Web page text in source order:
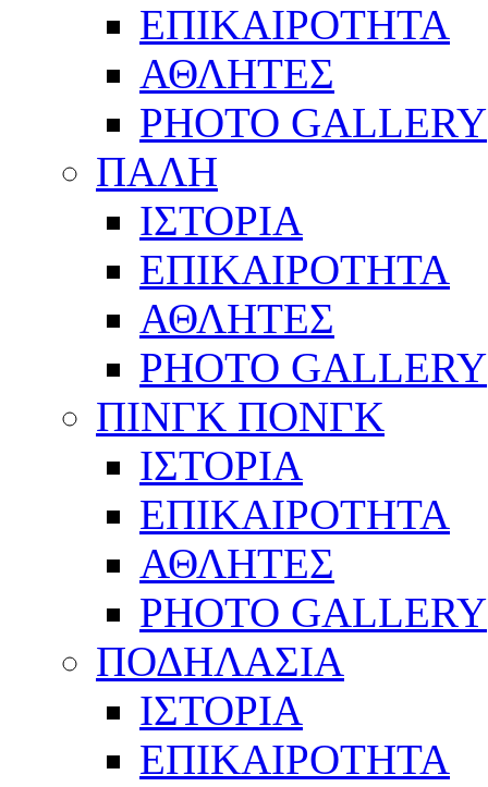
ΕΠΙΚΑΙΡΟΤΗΤΑ
ΑΘΛΗΤΕΣ
PHOTO GALLERY
ΠΑΛΗ
ΙΣΤΟΡΙΑ
ΕΠΙΚΑΙΡΟΤΗΤΑ
ΑΘΛΗΤΕΣ
PHOTO GALLERY
ΠΙΝΓΚ ΠΟΝΓΚ
ΙΣΤΟΡΙΑ
ΕΠΙΚΑΙΡΟΤΗΤΑ
ΑΘΛΗΤΕΣ
PHOTO GALLERY
ΠΟΔΗΛΑΣΙΑ
ΙΣΤΟΡΙΑ
ΕΠΙΚΑΙΡΟΤΗΤΑ